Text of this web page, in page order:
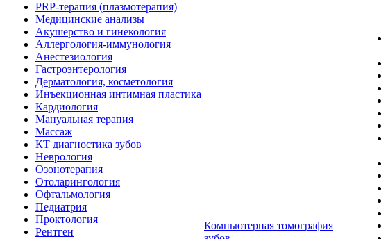
PRP-терапия (плазмотерапия)
Медицинские анализы
Акушерство и гинекология
Аллергология-иммунология
Анестезиология
Гастроэнтерология
Дерматология, косметология
Инъекционная интимная пластика
Кардиология
Мануальная терапия
Массаж
КТ диагностика зубов
Неврология
Озонотерапия
Отоларингология
Офтальмология
Педиатрия
Проктология
Рентген
Компьютерная томография